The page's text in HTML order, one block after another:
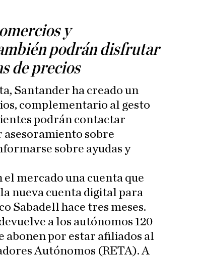
y
podrán disfrutar
de precios
Santander ha creado un
complementario al gesto
podrán contactar
sobre
sobre ayudas y
mercado una cuenta que
nueva cuenta digital para
Sabadell hace tres meses.
a los autónomos 120
abonen por estar afiliados al
Autónomos (RETA). A